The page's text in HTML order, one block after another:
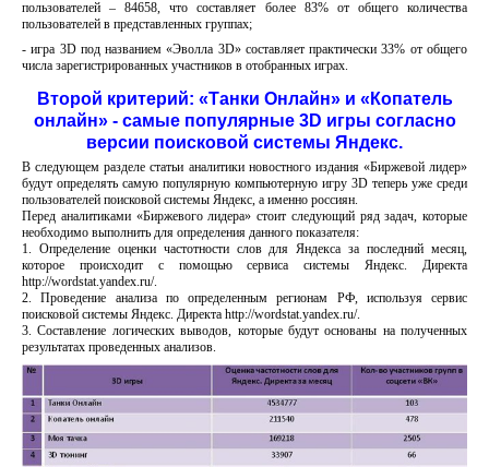
пользователей – 84658, что составляет более 83% от общего количества
пользователей в представленных группах;
- игра 3D под названием «Эволла 3D» составляет практически 33% от общего
числа зарегистрированных участников в отобранных играх.
Второй критерий: «Танки Онлайн» и «Копатель
онлайн» - самые популярные 3D игры согласно
версии поисковой системы Яндекс.
В следующем разделе статьи аналитики новостного издания «Биржевой лидер»
будут определять самую популярную компьютерную игру 3D теперь уже среди
пользователей поисковой системы Яндекс, а именно россиян.
Перед аналитиками «Биржевого лидера» стоит следующий ряд задач, которые
необходимо выполнить для определения данного показателя:
1. Определение оценки частотности слов для Яндекса за последний месяц,
которое происходит с помощью сервиса системы Яндекс. Директа
http://wordstat.yandex.ru/.
2. Проведение анализа по определенным регионам РФ, используя сервис
поисковой системы Яндекс. Директа http://wordstat.yandex.ru/.
3. Составление логических выводов, которые будут основаны на полученных
результатах проведенных анализов.